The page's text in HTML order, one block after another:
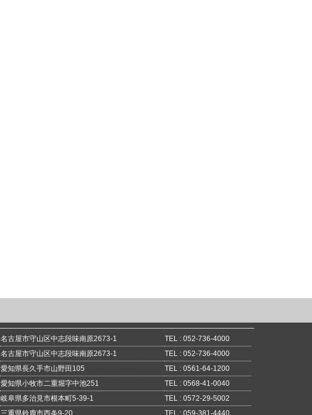
名古屋市守山区中志段味南原2673-1
TEL : 052-736-4000
名古屋市守山区中志段味南原2673-1
TEL : 052-736-4000
愛知県長久手市山野田105
TEL : 0561-64-1200
愛知県小牧市二重堀字中池251
TEL : 0568-41-0040
岐阜県多治見市根本町5-39-1
TEL : 0572-29-5002
三重県鈴鹿市西条9-20 TEL : 059-381-4440